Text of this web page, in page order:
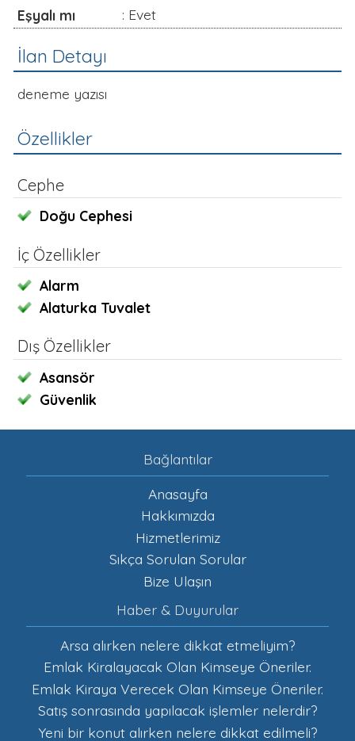
Özellikler
Cephe
Doğu Cephesi
İç Özellikler
Alaturka Tuvalet
Dış Özellikler
Asansör
Güvenlik
Bize Ulaşın
Haber & Duyurular
Arsa alırken nelere dikkat etmeliyim?
Emlak Kiralayacak Olan Kimseye Öneriler.
Satış sonrasında yapılacak işlemler nelerdir?
Yeni bir konut alırken nelere dikkat edilmeli?
Sosyal Medya
Destek Hattı
0 544 324 00 60